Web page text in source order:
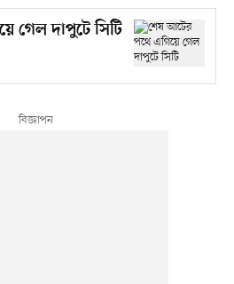
গেল দাপুটে সিটি